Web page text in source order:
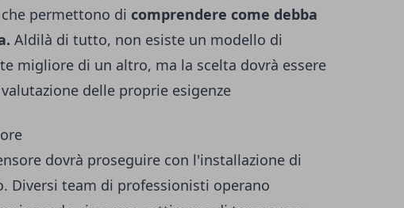
permettono di comprendere come debba
Aldilà di tutto, non esiste un modello di
migliore di un altro, ma la scelta dovrà essere
delle proprie esigenze
dovrà proseguire con l'installazione di
Diversi team di professionisti operano